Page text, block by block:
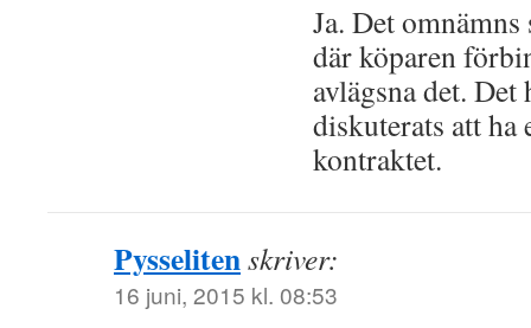
Ja. Det
där köparen
avlägsna det.
diskuterats att
kontraktet.
Pysselitenskriver:
16 juni, 2015 kl. 08:53